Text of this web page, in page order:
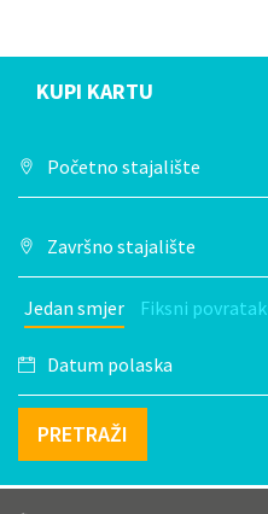
KUPI KARTU
Jedan smjer Fiksni povratak
PRETRAŽI